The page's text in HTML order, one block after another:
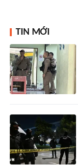
TIN MỚI